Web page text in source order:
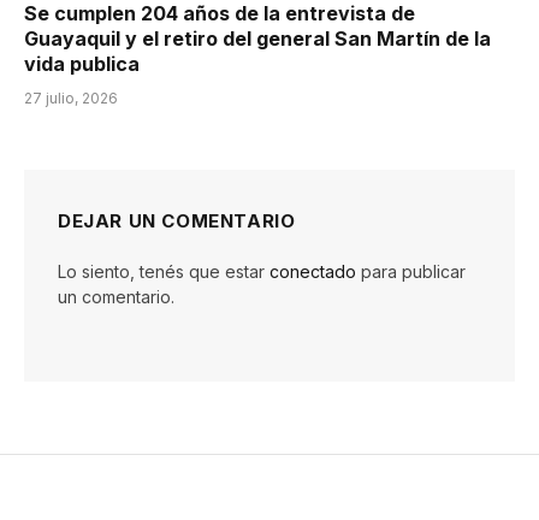
Se cumplen 204 años de la entrevista de
Guayaquil y el retiro del general San Martín de la
vida publica
27 julio, 2026
DEJAR UN COMENTARIO
Lo siento, tenés que estar conectado para publicar
un comentario.